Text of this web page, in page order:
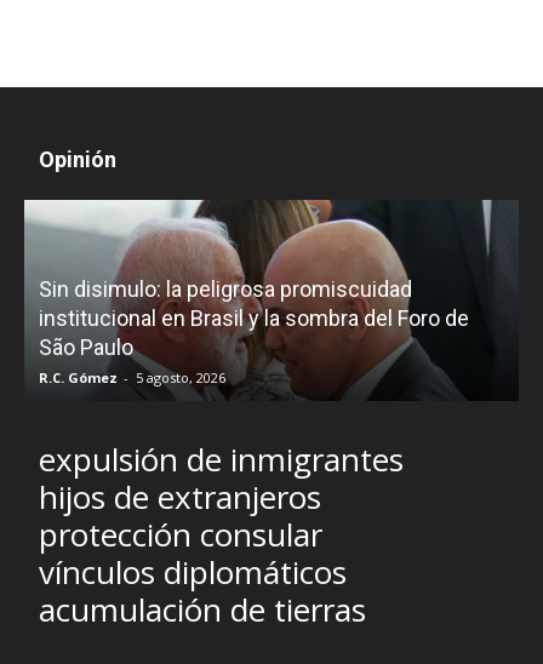
Opinión
Sin disimulo: la peligrosa promiscuidad
institucional en Brasil y la sombra del Foro de
São Paulo
R.C. Gómez - 5 agosto, 2026
expulsión de inmigrantes
hijos de extranjeros
protección consular
vínculos diplomáticos
acumulación de tierras